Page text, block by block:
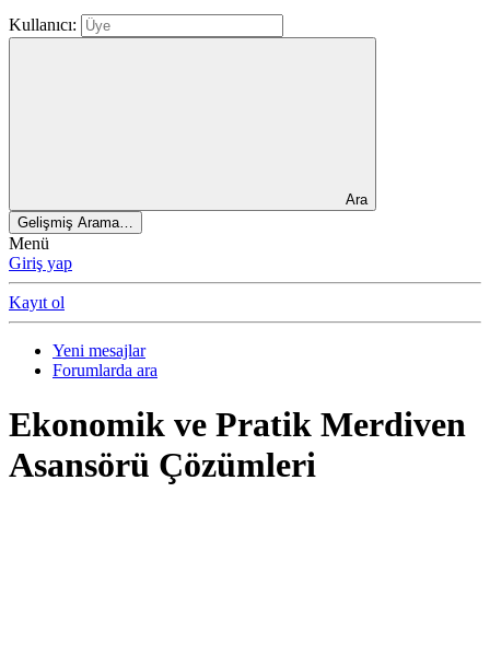
Kullanıcı:
Ara
Gelişmiş Arama…
Menü
Giriş yap
Kayıt ol
Yeni mesajlar
Forumlarda ara
Ekonomik ve Pratik Merdiven
Asansörü Çözümleri